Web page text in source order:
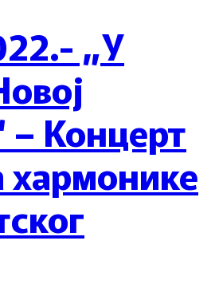
„У
– Концерт
хармонике